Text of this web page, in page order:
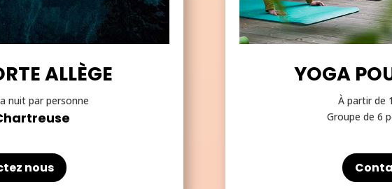
ALLÈGE
nuit par personne
nous
YOGA
À partir de
Groupe de 6